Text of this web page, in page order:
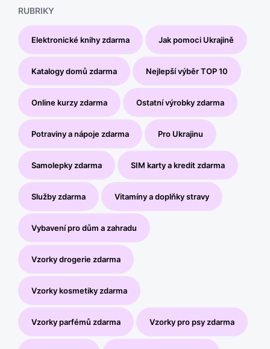
RUBRIKY
Elektronické knihy zdarma Jak pomoci Ukrajině
Katalogy domů zdarma Nejlepší výběr TOP 10
Online kurzy zdarma Ostatní výrobky zdarma
Potraviny a nápoje zdarma Pro Ukrajinu
Samolepky zdarma SIM karty a kredit zdarma
Služby zdarma Vitamíny a doplňky stravy
Vybavení pro dům a zahradu
Vzorky drogerie zdarma
Vzorky kosmetiky zdarma
Vzorky parfémů zdarma Vzorky pro psy zdarma